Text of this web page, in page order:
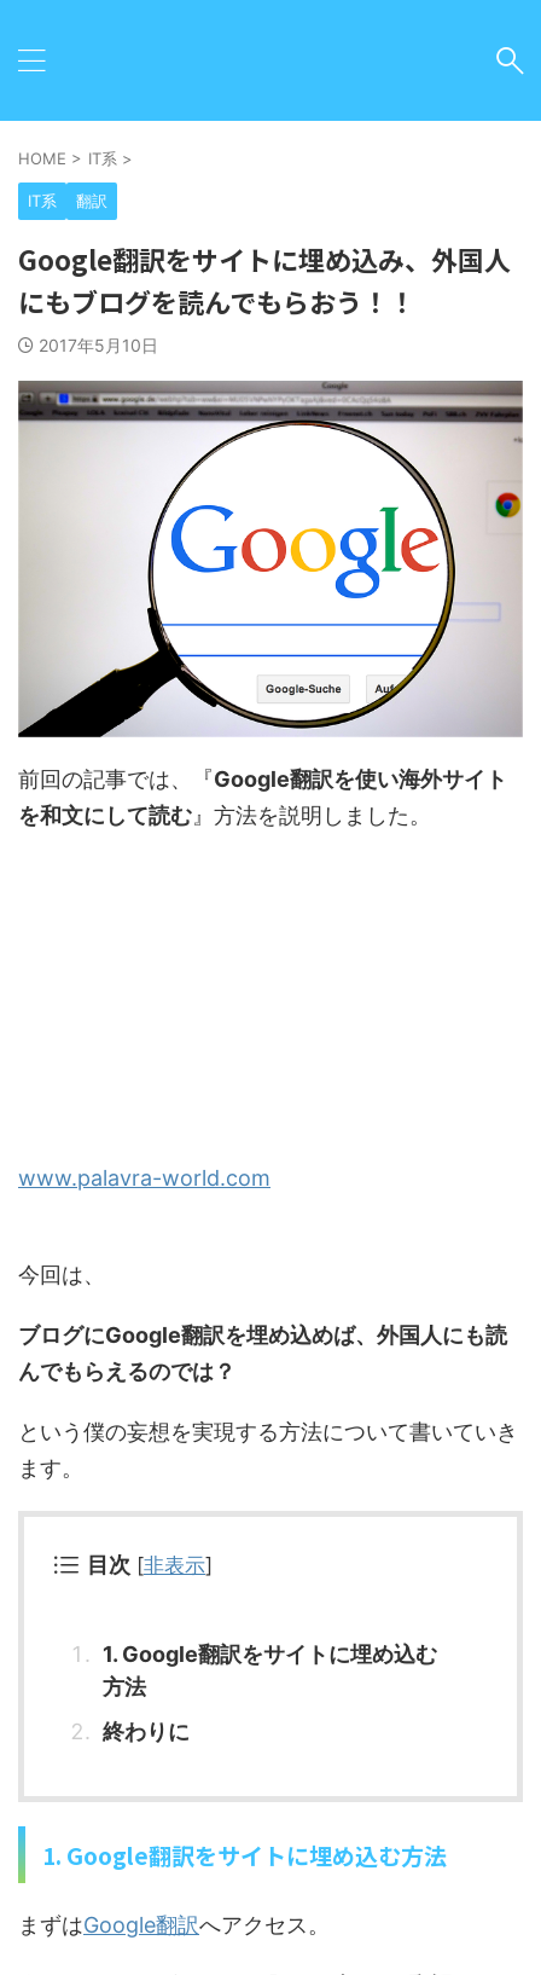
HOME > IT系 >
IT系 翻訳
Google翻訳をサイトに埋め込み、外国人
にもブログを読んでもらおう！！
2017年5月10日
前回の記事では、『Google翻訳を使い海外サイト
を和文にして読む』方法を説明しました。
www.palavra-world.com
今回は、
ブログにGoogle翻訳を埋め込めば、外国人にも読
んでもらえるのでは？
という僕の妄想を実現する方法について書いていき
ます。
目次 [非表示]
1. Google翻訳をサイトに埋め込む
方法
終わりに
1. Google翻訳をサイトに埋め込む方法
まずはGoogle翻訳へアクセス。